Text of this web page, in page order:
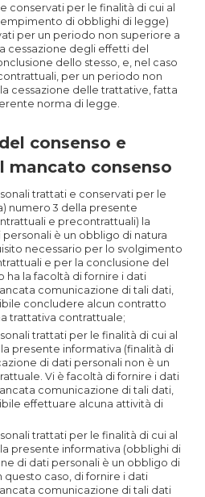
conservati per le finalità di cui al
di obblighi di legge)
per un periodo non superiore a
cessazione degli effetti del
dello stesso, e, nel caso
per un periodo non
cessazione delle trattative, fatta
norma di legge.
consenso e
mancato consenso
trattati e conservati per le
numero 3 della presente
e precontrattuali) la
è un obbligo di natura
necessario per lo svolgimento
e per la conclusione del
ha la facoltà di fornire i dati
comunicazione di tali dati,
concludere alcun contratto
trattativa contrattuale;
trattati per le finalità di cui al
presente informativa (finalità di
di dati personali non è un
Vi è facoltà di fornire i dati
comunicazione di tali dati,
effettuare alcuna attività di
trattati per le finalità di cui al
presente informativa (obblighi di
di dati personali è un obbligo di
questo caso, di fornire i dati
comunicazione di tali dati